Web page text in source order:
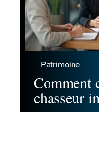
Patrimoine
Comment
chasseur